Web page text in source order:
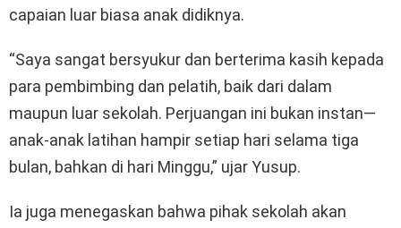
capaian luar biasa anak didiknya.
“Saya sangat bersyukur dan berterima kasih kepada
para pembimbing dan pelatih, baik dari dalam
maupun luar sekolah. Perjuangan ini bukan instan—
anak-anak latihan hampir setiap hari selama tiga
bulan, bahkan di hari Minggu,” ujar Yusup.
Ia juga menegaskan bahwa pihak sekolah akan